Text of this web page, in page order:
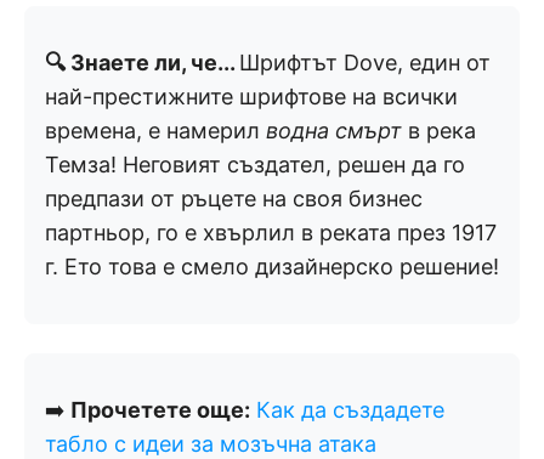
🔍 Знаете ли, че... Шрифтът Dove, един от
най-престижните шрифтове на всички
времена, е намерил водна смърт в река
Темза! Неговият създател, решен да го
предпази от ръцете на своя бизнес
партньор, го е хвърлил в реката през 1917
г. Ето това е смело дизайнерско решение!
➡️ Прочетете още: Как да създадете
табло с идеи за мозъчна атака